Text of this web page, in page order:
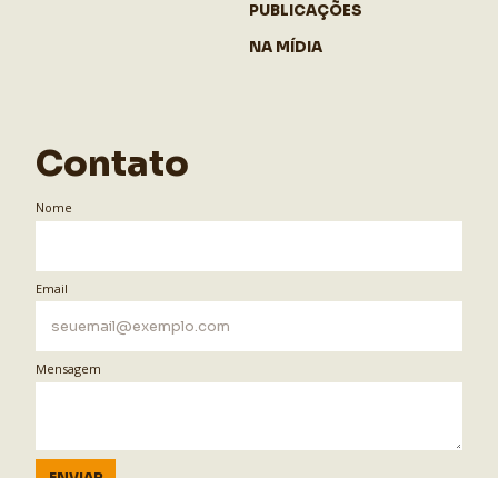
PUBLICAÇÕES
NA MÍDIA
Contato
Nome
Email
Mensagem